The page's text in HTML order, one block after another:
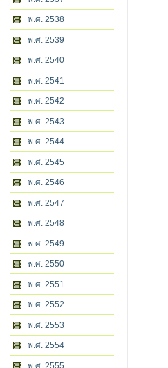
พ.ศ. 2538
พ.ศ. 2539
พ.ศ. 2540
พ.ศ. 2541
พ.ศ. 2542
พ.ศ. 2543
พ.ศ. 2544
พ.ศ. 2545
พ.ศ. 2546
พ.ศ. 2547
พ.ศ. 2548
พ.ศ. 2549
พ.ศ. 2550
พ.ศ. 2551
พ.ศ. 2552
พ.ศ. 2553
พ.ศ. 2554
พ.ศ. 2555